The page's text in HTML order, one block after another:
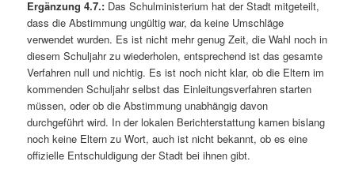
Ergänzung 4.7.: Das Schulministerium hat der Stadt mitgeteilt,
dass die Abstimmung ungültig war, da keine Umschläge
verwendet wurden. Es ist nicht mehr genug Zeit, die Wahl noch in
diesem Schuljahr zu wiederholen, entsprechend ist das gesamte
Verfahren null und nichtig. Es ist noch nicht klar, ob die Eltern im
kommenden Schuljahr selbst das Einleitungsverfahren starten
müssen, oder ob die Abstimmung unabhängig davon
durchgeführt wird. In der lokalen Berichterstattung kamen bislang
noch keine Eltern zu Wort, auch ist nicht bekannt, ob es eine
offizielle Entschuldigung der Stadt bei ihnen gibt.